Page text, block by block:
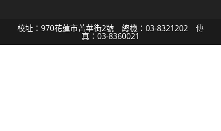
校址：970花蓮市菁華街2號 總機：03-8321202 傳
真：03-8360021